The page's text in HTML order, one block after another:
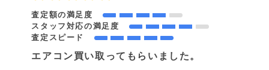
査定額の満足度
スタッフ対応の満足度
査定スピード
エアコン買い取ってもらいました。